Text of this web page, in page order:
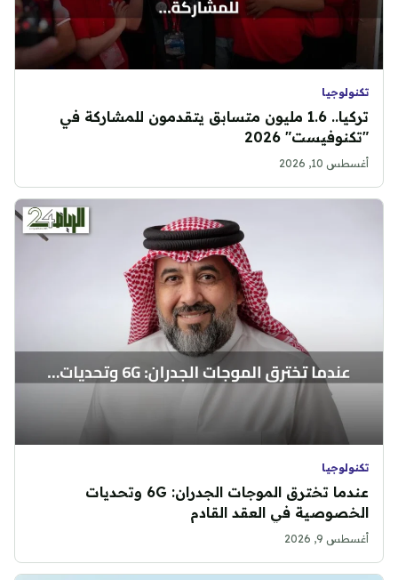
تكنولوجيا
تركيا.. 1.6 مليون متسابق يتقدمون للمشاركة في
"تكنوفيست" 2026
أغسطس 10, 2026
تكنولوجيا
عندما تخترق الموجات الجدران: 6G وتحديات
الخصوصية في العقد القادم
أغسطس 9, 2026